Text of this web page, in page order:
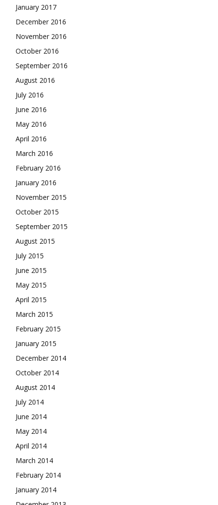
January 2017
December 2016
November 2016
October 2016
September 2016
August 2016
July 2016
June 2016
May 2016
April 2016
March 2016
February 2016
January 2016
November 2015
October 2015
September 2015
August 2015
July 2015
June 2015
May 2015
April 2015
March 2015
February 2015
January 2015
December 2014
October 2014
August 2014
July 2014
June 2014
May 2014
April 2014
March 2014
February 2014
January 2014